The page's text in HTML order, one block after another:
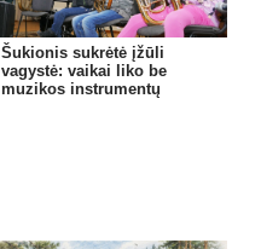
Šukionis sukrėtė įžūli
vagystė: vaikai liko be
muzikos instrumentų